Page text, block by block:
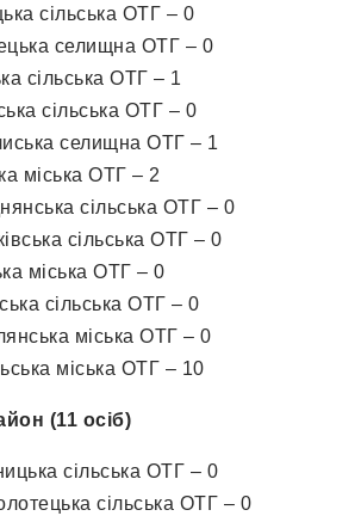
сільська ОТГ – 0
селищна ОТГ – 0
сільська ОТГ – 1
сільська ОТГ – 0
селищна ОТГ – 1
міська ОТГ – 2
сільська ОТГ – 0
сільська ОТГ – 0
міська ОТГ – 0
сільська ОТГ – 0
міська ОТГ – 0
міська ОТГ – 10
(11 осіб)
сільська ОТГ – 0
сільська ОТГ – 0